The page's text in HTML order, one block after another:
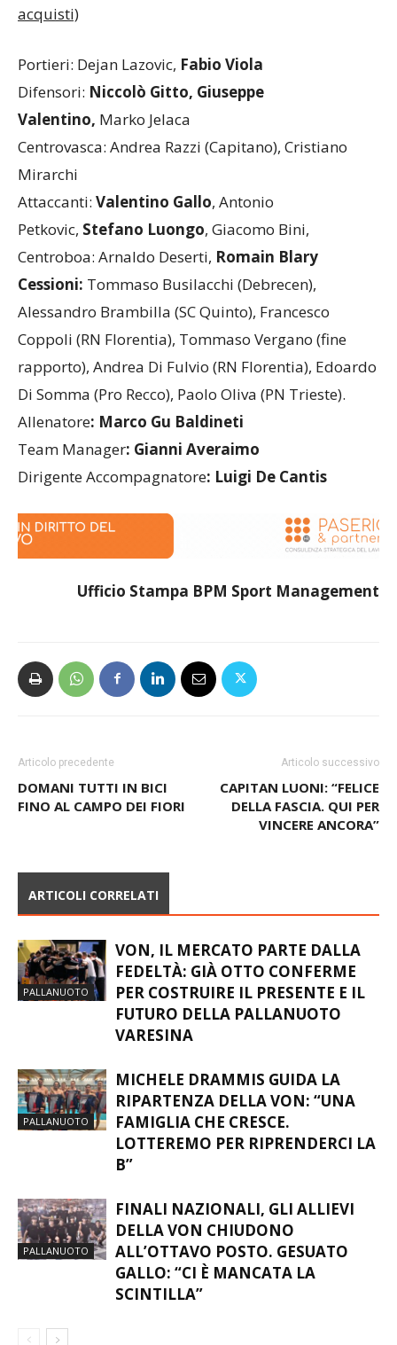
acquisti)
Portieri: Dejan Lazovic, Fabio Viola
Difensori: Niccolò Gitto, Giuseppe
Valentino, Marko Jelaca
Centrovasca: Andrea Razzi (Capitano), Cristiano
Mirarchi
Attaccanti: Valentino Gallo, Antonio
Petkovic, Stefano Luongo, Giacomo Bini,
Centroboa: Arnaldo Deserti, Romain Blary
Cessioni: Tommaso Busilacchi (Debrecen),
Alessandro Brambilla (SC Quinto), Francesco
Coppoli (RN Florentia), Tommaso Vergano (fine
rapporto), Andrea Di Fulvio (RN Florentia), Edoardo
Di Somma (Pro Recco), Paolo Oliva (PN Trieste).
Allenatore: Marco Gu Baldineti
Team Manager: Gianni Averaimo
Dirigente Accompagnatore: Luigi De Cantis
Ufficio Stampa BPM Sport Management
Articolo precedente
DOMANI TUTTI IN BICI
FINO AL CAMPO DEI FIORI
Articolo successivo
CAPITAN LUONI: “FELICE
DELLA FASCIA. QUI PER
VINCERE ANCORA”
ARTICOLI CORRELATI
PALLANUOTO
VON, IL MERCATO PARTE DALLA
FEDELTÀ: GIÀ OTTO CONFERME
PER COSTRUIRE IL PRESENTE E IL
FUTURO DELLA PALLANUOTO
VARESINA
PALLANUOTO
MICHELE DRAMMIS GUIDA LA
RIPARTENZA DELLA VON: “UNA
FAMIGLIA CHE CRESCE.
LOTTEREMO PER RIPRENDERCI LA
B”
PALLANUOTO
FINALI NAZIONALI, GLI ALLIEVI
DELLA VON CHIUDONO
ALL’OTTAVO POSTO. GESUATO
GALLO: “CI È MANCATA LA
SCINTILLA”